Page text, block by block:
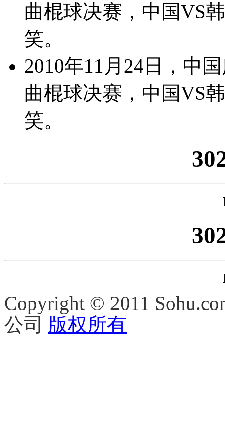
曲棍球决赛，中国VS
笑。
2010年11月24日，中
曲棍球决赛，中国VS
笑。
Copyright © 2011
公司 版权所有